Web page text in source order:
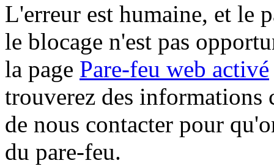
L'erreur est humaine, et le
le blocage n'est pas
la page Pare-feu web activé
trouverez des informations
de nous contacter pour
du pare-feu.